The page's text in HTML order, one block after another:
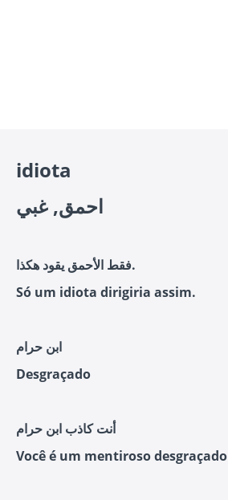
idiota
احمق, غبي
فقط الأحمق يقود هكذا.
Só um idiota dirigiria assim.
ابن حرام
Desgraçado
أنت كاذب ابن حرام
Você é um mentiroso desgraçado